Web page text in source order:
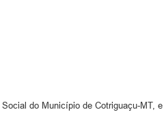
do Município de Cotriguaçu-MT,